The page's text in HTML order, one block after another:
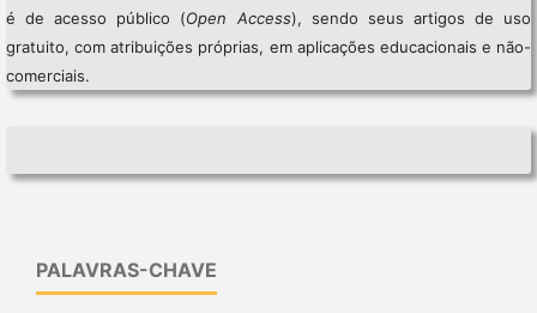
é de acesso público (Open Access), sendo seus artigos de uso
gratuito, com atribuições próprias, em aplicações educacionais e não-
comerciais.
PALAVRAS-CHAVE